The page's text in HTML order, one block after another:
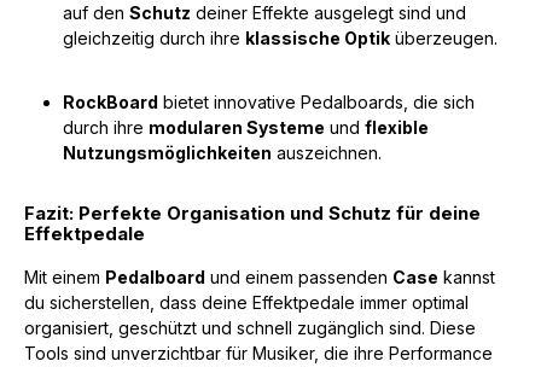
auf den Schutz deiner Effekte ausgelegt sind und
gleichzeitig durch ihre klassische Optik überzeugen.
RockBoard bietet innovative Pedalboards, die sich
durch ihre modularen Systeme und flexible
Nutzungsmöglichkeiten auszeichnen.
Fazit: Perfekte Organisation und Schutz für deine
Effektpedale
Mit einem Pedalboard und einem passenden Case kannst
du sicherstellen, dass deine Effektpedale immer optimal
organisiert, geschützt und schnell zugänglich sind. Diese
Tools sind unverzichtbar für Musiker, die ihre Performance